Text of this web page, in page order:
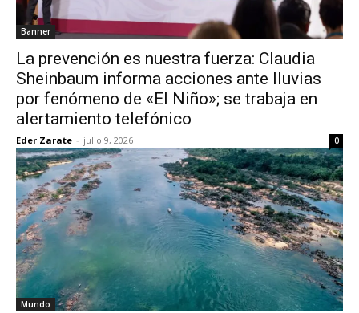
Banner
La prevención es nuestra fuerza: Claudia
Sheinbaum informa acciones ante lluvias
por fenómeno de «El Niño»; se trabaja en
alertamiento telefónico
Eder Zarate - julio 9, 2026 0
Mundo